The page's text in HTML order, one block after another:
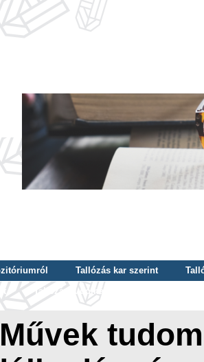
Tallózás kar szerint
Tallózás tudományterület szerint
Művek